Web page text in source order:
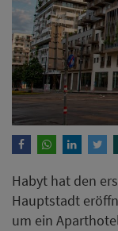
Habyt hat den
Hauptstadt
um ein